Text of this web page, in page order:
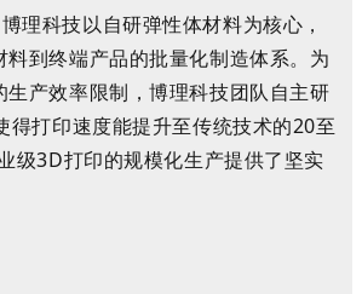
理科技以自研弹性体材料为核心，
到终端产品的批量化制造体系。为
生产效率限制，博理科技团队自主研
得打印速度能提升至传统技术的20至
级3D打印的规模化生产提供了坚实